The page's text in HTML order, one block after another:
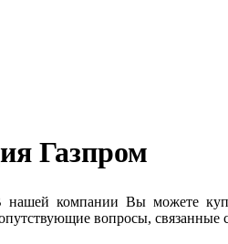
Газпром
нашей компании Вы можете
вопросы, связанные